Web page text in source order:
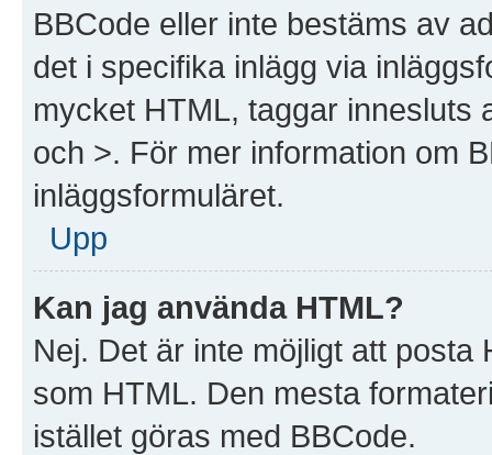
BBCode eller inte bestäms av
det i specifika inlägg via
mycket HTML, taggar innesluts
och >. För mer information om
inläggsformuläret.
Upp
Kan jag använda HTML?
Nej. Det är inte möjligt att
som HTML. Den mesta
istället göras med BBCode.